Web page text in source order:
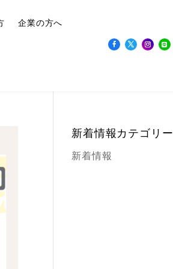
企業の方へ
新着情報カテゴリー
新着情報